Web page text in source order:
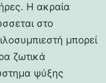
Η ακραία
στο
μπορεί
ζωτικά
ψύξης